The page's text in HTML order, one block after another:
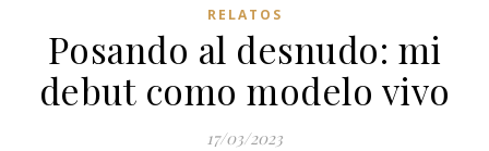
RELATOS
Posando al desnudo: mi
debut como modelo vivo
17/03/2023